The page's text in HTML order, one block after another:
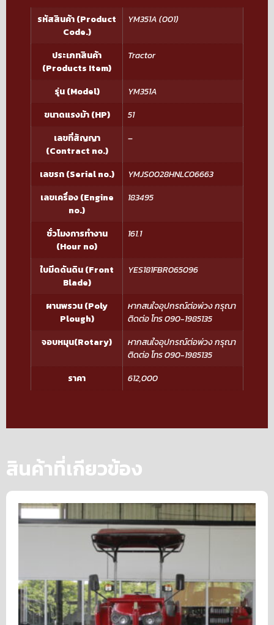
รหัสสินค้า (Product
Code.)
YM351A (001)
ประเภทสินค้า
(Products Item)
Tractor
รุ่น (Model)
YM351A
ขนาดแรงม้า (HP)
51
เลขที่สัญญา
(Contract no.)
–
เลขรถ (Serial no.)
YMJS0028HNLC06663
เลขเครื่อง (Engine
no.)
183495
ชั่วโมงการทำงาน
(Hour no)
161.1
ใบมีดดันดิน (Front
Blade)
YES181FBR065096
ผานพรวน (Poly
Plough)
หากสนใจอุปกรณ์ต่อพ่วง กรุณา
ติดต่อ โทร 090-1985135
จอบหมุน(Rotary)
หากสนใจอุปกรณ์ต่อพ่วง กรุณา
ติดต่อ โทร 090-1985135
ราคา
612,000
สินค้าที่เกียวข้อง